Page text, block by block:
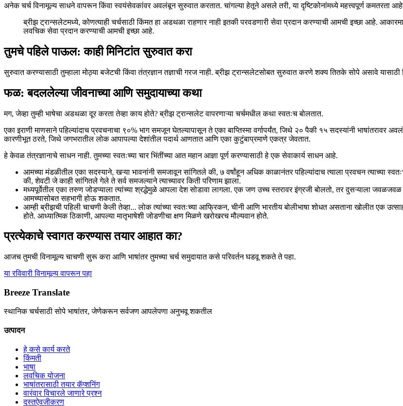
अनेक चर्च विनामूल्य साधने वापरून किंवा स्वयंसेवकांवर अवलंबून सुरुवात करतात. चांगल्या हेतूने असले तरी, या दृष्टिकोनांमध्ये महत्त्वपूर्ण कमतरता
ब्रीझ ट्रान्सलेटमध्ये, कोणत्याही चर्चसाठी किंमत हा अडथळा राहणार नाही इतकी परवडणारी सेवा प्रदान करण्याची आमची इच्छा आहे.
लवचिक सेवा प्रदान करण्याची आमची इच्छा आहे.
तुमचे पहिले पाऊल: काही मिनिटांत सुरुवात करा
सुरुवात करण्यासाठी तुम्हाला मोठ्या बजेटची किंवा तंत्रज्ञान तज्ञाची गरज नाही. ब्रीझ ट्रान्सलेटसोबत सुरुवात करणे शक्य तितके सोपे असावे
फळ: बदललेल्या जीवनाच्या आणि समुदायाच्या कथा
मग, जेव्हा तुम्ही भाषेचा अडथळा दूर करता तेव्हा काय होते? ब्रीझ ट्रान्सलेट वापरणाऱ्या चर्चमधील कथा स्वतःच बोलतात.
एका इराणी माणसाने पहिल्यांदाच प्रवचनाचा ९०% भाग समजून घेतल्यापासून ते एका बाप्तिस्मा वर्गापर्यंत, जिथे २० पैकी १५ सदस्यांनी भाषांतरावर
कारणीभूत ठरते, जिथे जगभरातील लोक आपापल्या देशांतील पदार्थ आणतात आणि एका कुटुंबाप्रमाणे एकत्र जेवतात.
हे केवळ तंत्रज्ञानाचे साधन नाही. तुमच्या स्वतःच्या चार भिंतींच्या आत महान आज्ञा पूर्ण करण्यासाठी हे एक सेवाकार्य साधन आहे.
आमच्या मंडळीतील एका सदस्याने, खऱ्या भावनांनी समजावून सांगितले की, ७ वर्षांहून अधिक काळानंतर पहिल्यांदाच त्याला प्रवचन त्याच्या
की, शेवटी जे काही सांगितले गेले ते सर्व समजल्याने त्याच्यावर किती परिणाम झाला.
मध्यपूर्वेतील एका तरुण जोडप्याला त्यांच्या श्रद्धेमुळे आपला देश सोडावा लागला. एक जण उच्च स्तरावर इंग्रजी बोलतो, तर दुसऱ्याला जवळजवळ
आमच्यासोबत सहभागी होऊ शकतात.
आम्ही ब्रीझची पहिली चाचणी केली तेव्हा... लोक त्यांच्या स्वतःच्या आफ्रिकन, चीनी आणि भारतीय बोलीभाषा शोधत असताना खोलीत एक
होते. आध्यात्मिक ठिकाणी, आपल्या मातृभाषेशी जोडणीचा क्षण मिळणे खरोखरच मौल्यवान होते.
प्रत्येकाचे स्वागत करण्यास तयार आहात का?
आजच तुमची विनामूल्य चाचणी सुरू करा आणि भाषांतर तुमच्या चर्च समुदायात कसे परिवर्तन घडवू शकते ते पहा.
या रविवारी विनामूल्य वापरून पहा
Breeze Translate
स्थानिक चर्चसाठी सोपे भाषांतर, जेणेकरून सर्वजण आपलेपणा अनुभवू शकतील
उत्पादन
हे कसे कार्य करते
किंमती
भाषा
लवचिक योजना
भाषांतरासाठी तयार कॅप्शनिंग
वारंवार विचारले जाणारे प्रश्न
दस्तऐवजीकरण